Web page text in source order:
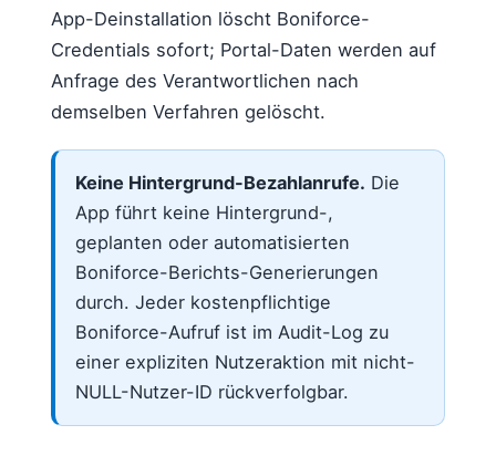
App-Deinstallation löscht Boniforce-
Credentials sofort; Portal-Daten werden auf
Anfrage des Verantwortlichen nach
demselben Verfahren gelöscht.
Keine Hintergrund-Bezahlanrufe. Die
App führt keine Hintergrund-,
geplanten oder automatisierten
Boniforce-Berichts-Generierungen
durch. Jeder kostenpflichtige
Boniforce-Aufruf ist im Audit-Log zu
einer expliziten Nutzeraktion mit nicht-
NULL-Nutzer-ID rückverfolgbar.